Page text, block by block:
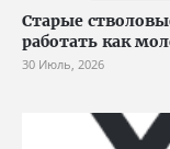
Старые
работать как
30 Июль, 2026